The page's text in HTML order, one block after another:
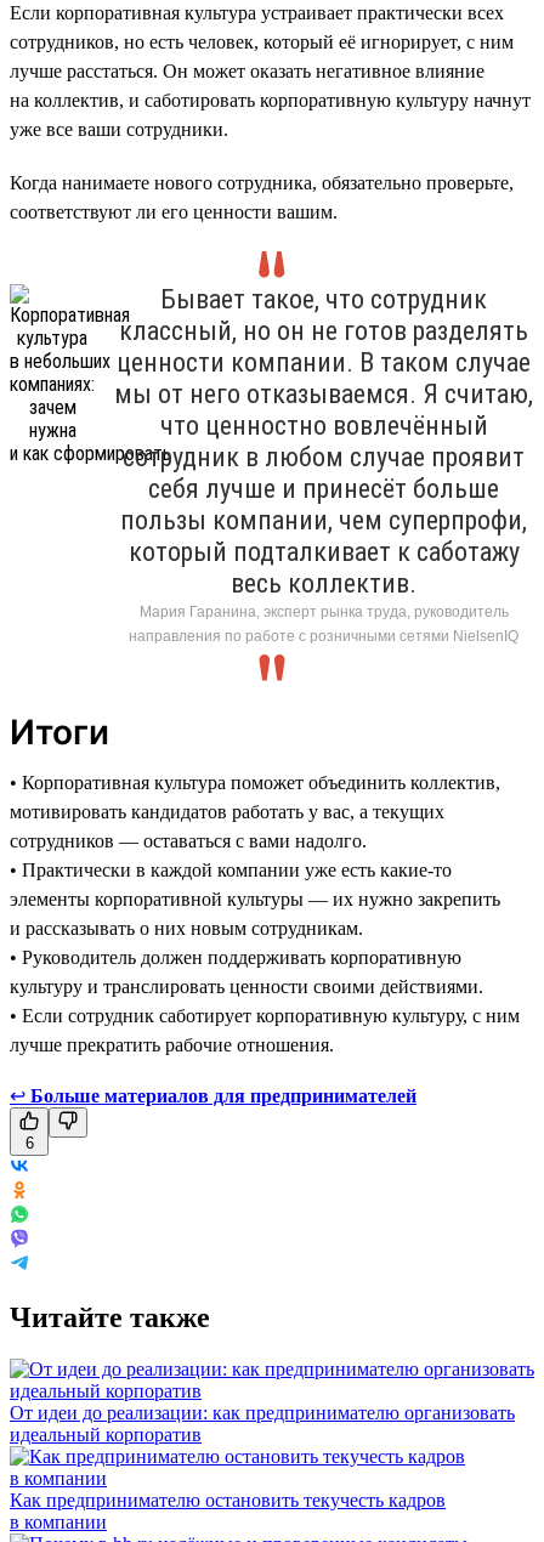
Если корпоративная культура устраивает практически всех
сотрудников, но есть человек, который её игнорирует, с ним
лучше расстаться. Он может оказать негативное влияние
на коллектив, и саботировать корпоративную культуру начнут
уже все ваши сотрудники.
Когда нанимаете нового сотрудника, обязательно проверьте,
соответствуют ли его ценности вашим.
Бывает такое, что сотрудник
классный, но он не готов разделять
ценности компании. В таком случае
мы от него отказываемся. Я считаю,
что ценностно вовлечённый
сотрудник в любом случае проявит
себя лучше и принесёт больше
пользы компании, чем суперпрофи,
который подталкивает к саботажу
весь коллектив.
Мария Гаранина, эксперт рынка труда, руководитель
направления по работе с розничными сетями NielsenIQ
Итоги
• Корпоративная культура поможет объединить коллектив,
мотивировать кандидатов работать у вас, а текущих
сотрудников — оставаться с вами надолго.
• Практически в каждой компании уже есть какие-то
элементы корпоративной культуры — их нужно закрепить
и рассказывать о них новым сотрудникам.
• Руководитель должен поддерживать корпоративную
культуру и транслировать ценности своими действиями.
• Если сотрудник саботирует корпоративную культуру, с ним
лучше прекратить рабочие отношения.
↩ Больше материалов для предпринимателей
6
Читайте также
От идеи до реализации: как предпринимателю организовать
идеальный корпоратив
Как предпринимателю остановить текучесть кадров
в компании